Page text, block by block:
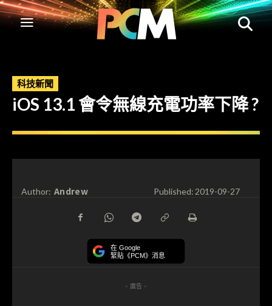
科技新聞
iOS 13.1 會令無線充電功率下降 ?
Author: Andrew Published:2019-09-27
在 Google
緊貼《PCM》消息
- 廣告 -